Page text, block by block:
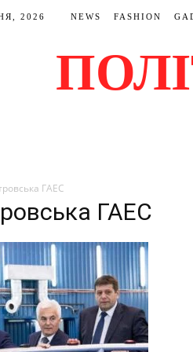
2026 NEWS FASHION
ГАЕС
ГАЕС